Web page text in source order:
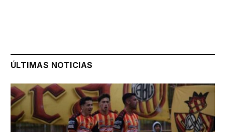
ÚLTIMAS NOTICIAS